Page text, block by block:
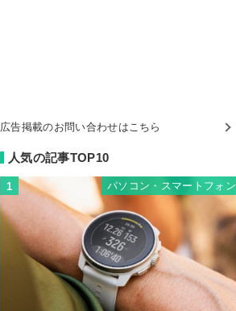
広告掲載のお問い合わせはこちら
人気の記事TOP10
1 パソコン・スマートフォン